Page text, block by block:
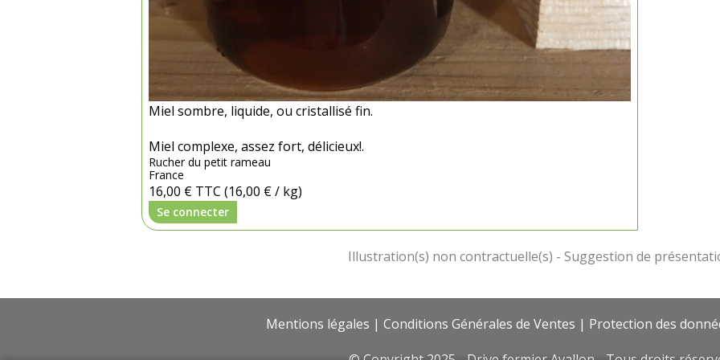
Miel sombre, liquide, ou cristallisé fin.
Miel complexe, assez fort, délicieux!.
Rucher du petit rameau
France
16,00 € TTC (16,00 € / kg)
Se connecter
Mentions légales | Conditions Générales de Ventes | Protection des